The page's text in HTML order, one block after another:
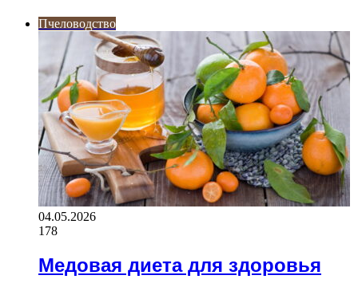
Пчеловодство
04.05.2026
178
Медовая диета для здоровья